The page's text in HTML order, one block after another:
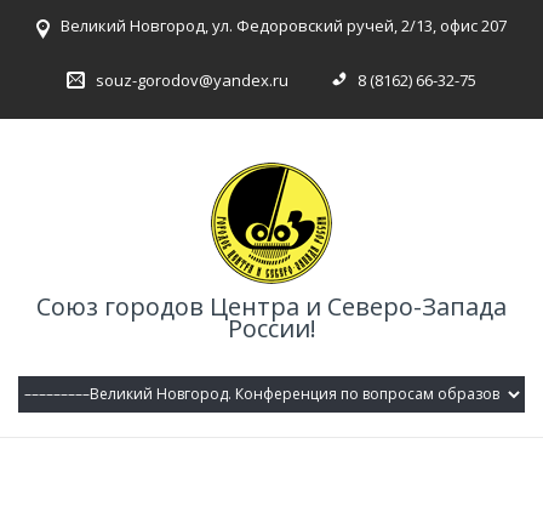
Великий Новгород, ул. Федоровский ручей, 2/13, офис 207
souz-gorodov@yandex.ru 8 (8162) 66-32-75
Союз городов Центра и Северо-Запада
России!